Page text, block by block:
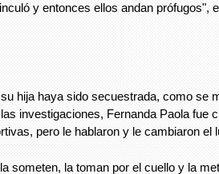
y entonces ellos andan prófugos",
hija haya sido secuestrada, como se
investigaciones, Fernanda Paola fue
pero le hablaron y le cambiaron el
someten, la toman por el cuello y la